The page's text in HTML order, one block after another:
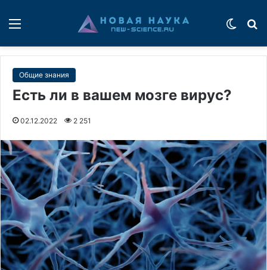
Общие знания
Есть ли в вашем мозге вирус?
02.12.2022 2 251